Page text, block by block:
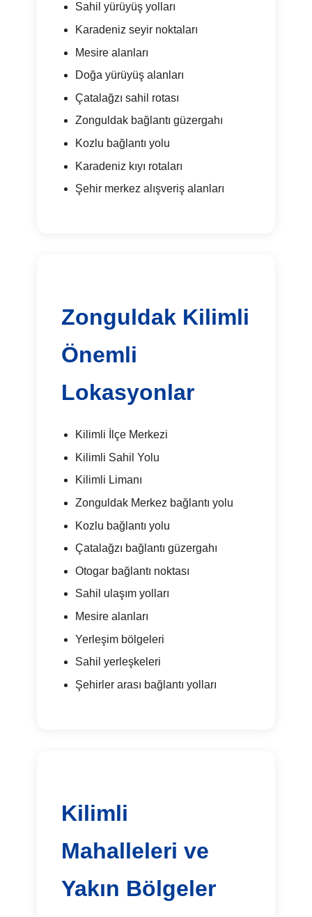
Sahil yürüyüş yolları
Karadeniz seyir noktaları
Mesire alanları
Doğa yürüyüş alanları
Çatalağzı sahil rotası
Zonguldak bağlantı güzergahı
Kozlu bağlantı yolu
Karadeniz kıyı rotaları
Şehir merkez alışveriş alanları
Zonguldak Kilimli
Önemli
Lokasyonlar
Kilimli İlçe Merkezi
Kilimli Sahil Yolu
Kilimli Limanı
Zonguldak Merkez bağlantı yolu
Kozlu bağlantı yolu
Çatalağzı bağlantı güzergahı
Otogar bağlantı noktası
Sahil ulaşım yolları
Mesire alanları
Yerleşim bölgeleri
Sahil yerleşkeleri
Şehirler arası bağlantı yolları
Kilimli
Mahalleleri ve
Yakın Bölgeler